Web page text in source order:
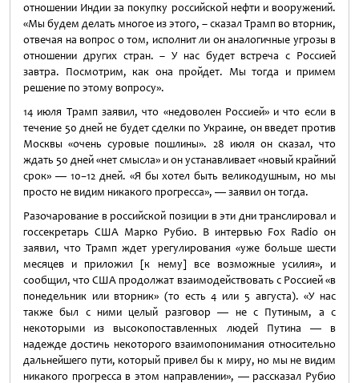
отношении Индии за покупку российской нефти и вооружений.
«Мы будем делать многое из этого, – сказал Трамп во вторник,
отвечая на вопрос о том, исполнит ли он аналогичные угрозы в
отношении других стран. – У нас будет встреча с Россией
завтра. Посмотрим, как она пройдет. Мы тогда и примем
решение по этому вопросу».
14 июля Трамп заявил, что «недоволен Россией» и что если в
течение 50 дней не будет сделки по Украине, он введет против
Москвы «очень суровые пошлины». 28 июля он сказал, что
ждать 50 дней «нет смысла» и он устанавливает «новый крайний
срок» — 10−12 дней. «Я бы хотел быть великодушным, но мы
просто не видим никакого прогресса», — заявил он тогда.
Разочарование в российской позиции в эти дни транслировал и
госсекретарь США Марко Рубио. В интервью Fox Radio он
заявил, что Трамп ждет урегулирования «уже больше шести
месяцев и приложил [к нему] все возможные усилия», и
сообщил, что США продолжат взаимодействовать с Россией «в
понедельник или вторник» (то есть 4 или 5 августа). «У нас
также был с ними целый разговор — не с Путиным, а с
некоторыми из высокопоставленных людей Путина — в
надежде достичь некоторого взаимопонимания относительно
дальнейшего пути, который привел бы к миру, но мы не видим
никакого прогресса в этом направлении», — рассказал Рубио